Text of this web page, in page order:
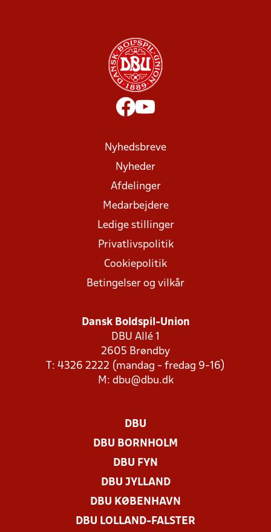
Nyhedsbreve
Nyheder
Afdelinger
Medarbejdere
Ledige stillinger
Privatlivspolitik
Cookiepolitik
Betingelser og vilkår
Dansk Boldspil-Union
DBU Allé 1
2605 Brøndby
T: 4326 2222 (mandag - fredag 9-16)
M: dbu@dbu.dk
DBU
DBU BORNHOLM
DBU FYN
DBU JYLLAND
DBU KØBENHAVN
DBU LOLLAND-FALSTER